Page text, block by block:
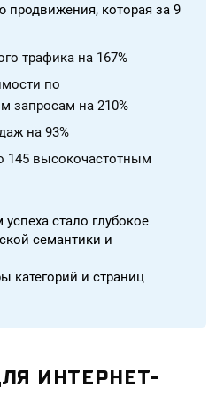
продвижения, которая за 9
трафика на 167%
по
запросам на 210%
на 93%
145 высокочастотным
стало глубокое
семантики и
категорий и страниц
ИНТЕРНЕТ-